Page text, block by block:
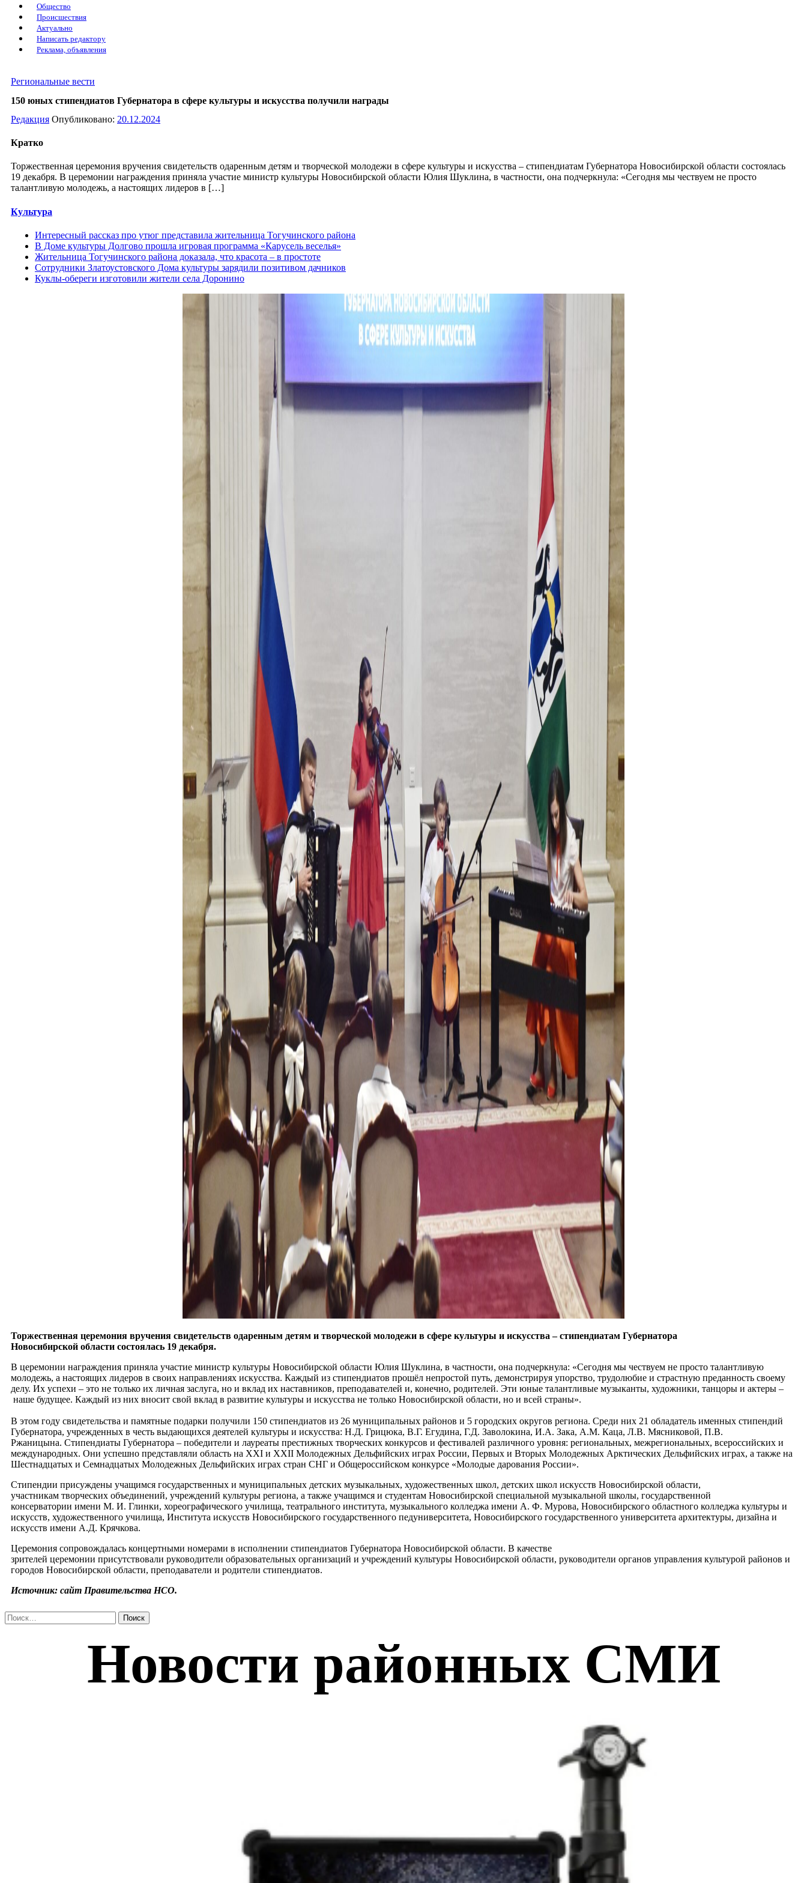
Общество
Происшествия
Актуально
Написать редактору
Реклама, объявления
Региональные вести
150 юных стипендиатов Губернатора в сфере культуры и искусства получили награды
Редакция Опубликовано: 20.12.2024
Кратко
Торжественная церемония вручения свидетельств одаренным детям и творческой молодежи в сфере культуры и искусства – стипендиатам Губернатора Новосибирской области состоялась
19 декабря. В церемонии награждения приняла участие министр культуры Новосибирской области Юлия Шуклина, в частности, она подчеркнула: «Сегодня мы чествуем не просто
талантливую молодежь, а настоящих лидеров в […]
Культура
Интересный рассказ про утюг представила жительница Тогучинского района
В Доме культуры Долгово прошла игровая программа «Карусель веселья»
Жительница Тогучинского района доказала, что красота – в простоте
Сотрудники Златоустовского Дома культуры зарядили позитивом дачников
Куклы-обереги изготовили жители села Доронино
Торжественная церемония вручения свидетельств одаренным детям и творческой молодежи в сфере культуры и искусства – стипендиатам Губернатора
Новосибирской области состоялась 19 декабря.
В церемонии награждения приняла участие министр культуры Новосибирской области Юлия Шуклина, в частности, она подчеркнула: «Сегодня мы чествуем не просто талантливую
молодежь, а настоящих лидеров в своих направлениях искусства. Каждый из стипендиатов прошёл непростой путь, демонстрируя упорство, трудолюбие и страстную преданность своему
делу. Их успехи – это не только их личная заслуга, но и вклад их наставников, преподавателей и, конечно, родителей. Эти юные талантливые музыканты, художники, танцоры и актеры –
наше будущее. Каждый из них вносит свой вклад в развитие культуры и искусства не только Новосибирской области, но и всей страны».
В этом году свидетельства и памятные подарки получили 150 стипендиатов из 26 муниципальных районов и 5 городских округов региона. Среди них 21 обладатель именных стипендий
Губернатора, учрежденных в честь выдающихся деятелей культуры и искусства: Н.Д. Грицюка, В.Г. Егудина, Г.Д. Заволокина, И.А. Зака, А.М. Каца, Л.В. Мясниковой, П.В.
Ржаницына. Стипендиаты Губернатора – победители и лауреаты престижных творческих конкурсов и фестивалей различного уровня: региональных, межрегиональных, всероссийских и
международных. Они успешно представляли область на XXI и XXII Молодежных Дельфийских играх России, Первых и Вторых Молодежных Арктических Дельфийских играх, а также на
Шестнадцатых и Семнадцатых Молодежных Дельфийских играх стран СНГ и Общероссийском конкурсе «Молодые дарования России».
Стипендии присуждены учащимся государственных и муниципальных детских музыкальных, художественных школ, детских школ искусств Новосибирской области,
участникам творческих объединений, учреждений культуры региона, а также учащимся и студентам Новосибирской специальной музыкальной школы, государственной
консерватории имени М. И. Глинки, хореографического училища, театрального института, музыкального колледжа имени А. Ф. Мурова, Новосибирского областного колледжа культуры и
искусств, художественного училища, Института искусств Новосибирского государственного педуниверситета, Новосибирского государственного университета архитектуры, дизайна и
искусств имени А.Д. Крячкова.
Церемония сопровождалась концертными номерами в исполнении стипендиатов Губернатора Новосибирской области. В качестве
зрителей церемонии присутствовали руководители образовательных организаций и учреждений культуры Новосибирской области, руководители органов управления культурой районов и
городов Новосибирской области, преподаватели и родители стипендиатов.
Источник: сайт Правительства НСО.
Найти: